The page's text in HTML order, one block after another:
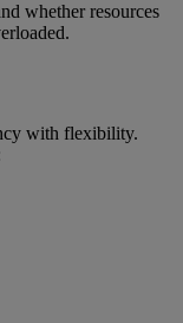
whether resources
with flexibility.